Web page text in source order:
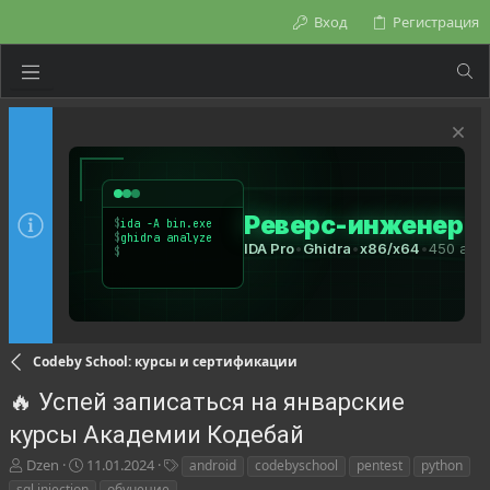
Вход Регистрация
Codeby School: курсы и сертификации
🔥 Успей записаться на январские
курсы Академии Кодебай
А
в
Dzen
Д
а
11.01.2024 android codebyschool pentest
python